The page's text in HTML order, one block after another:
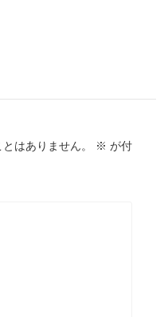
はありません。 ※ が付